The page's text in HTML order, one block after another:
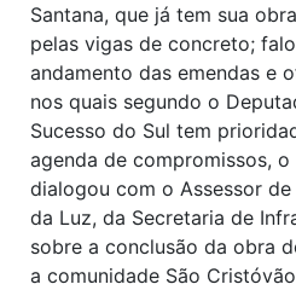
Santana, que já tem sua
pelas vigas de concreto;
andamento das emendas e
nos quais segundo o
Sucesso do Sul tem
agenda de compromissos,
dialogou com o Assessor
da Luz, da Secretaria de
sobre a conclusão da obra
a comunidade São